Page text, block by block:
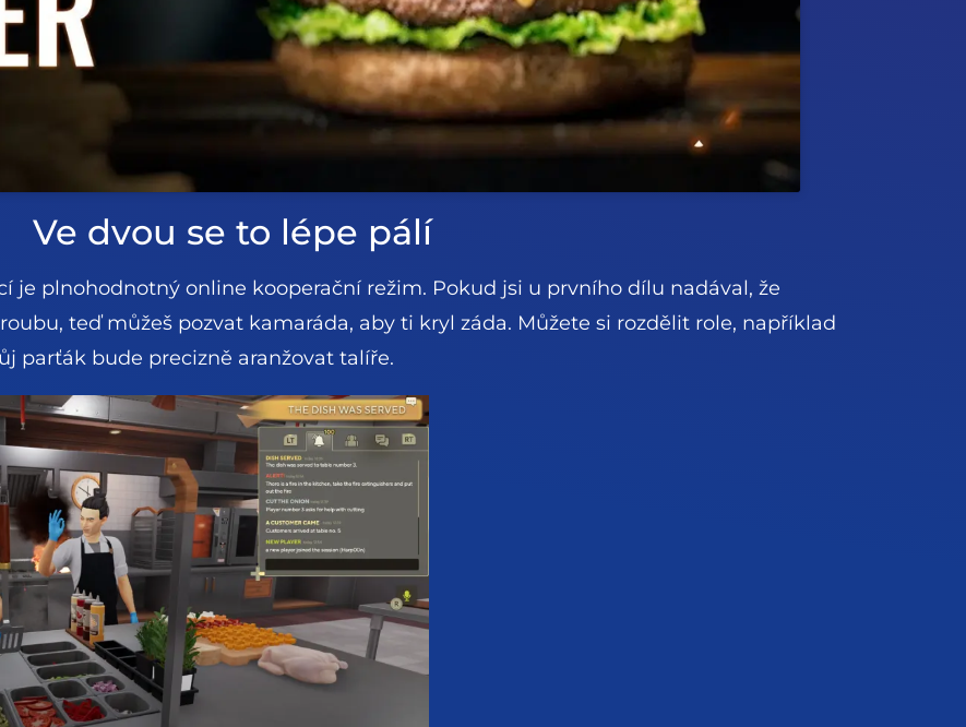
Ve dvou se to lépe pálí
je plnohodnotný online kooperační režim. Pokud jsi u prvního dílu nadával, že
teď můžeš pozvat kamaráda, aby ti kryl záda. Můžete si rozdělit role, například
parťák bude precizně aranžovat talíře.